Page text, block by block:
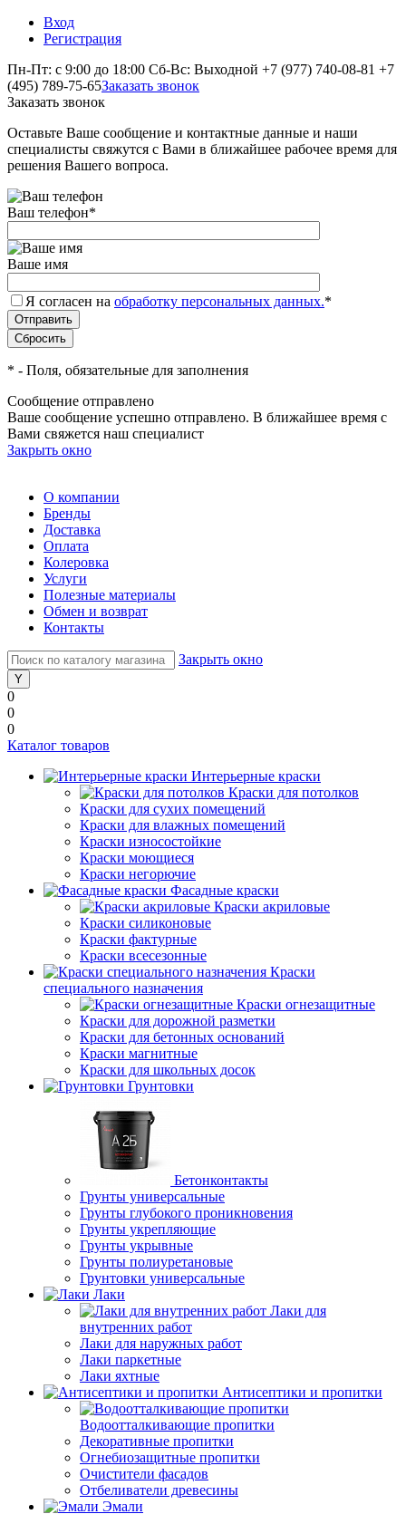
Вход
Регистрация
Пн-Пт: с 9:00 до 18:00 Сб-Вс: Выходной +7 (977) 740-08-81 +7
(495) 789-75-65Заказать звонок
Заказать звонок
Оставьте Ваше сообщение и контактные данные и наши
специалисты свяжутся с Вами в ближайшее рабочее время для
решения Вашего вопроса.
Ваш телефон*
Ваше имя
Я согласен на обработку персональных данных.*
* - Поля, обязательные для заполнения
Сообщение отправлено
Ваше сообщение успешно отправлено. В ближайшее время с
Вами свяжется наш специалист
Закрыть окно
О компании
Бренды
Доставка
Оплата
Колеровка
Услуги
Полезные материалы
Обмен и возврат
Контакты
Закрыть окно
0
0
0
Каталог товаров
Интерьерные краски
Краски для потолков
Краски для сухих помещений
Краски для влажных помещений
Краски износостойкие
Краски моющиеся
Краски негорючие
Фасадные краски
Краски акриловые
Краски силиконовые
Краски фактурные
Краски всесезонные
Краски
специального назначения
Краски огнезащитные
Краски для дорожной разметки
Краски для бетонных оснований
Краски магнитные
Краски для школьных досок
Грунтовки
Бетонконтакты
Грунты универсальные
Грунты глубокого проникновения
Грунты укрепляющие
Грунты укрывные
Грунты полиуретановые
Грунтовки универсальные
Лаки
Лаки для
внутренних работ
Лаки для наружных работ
Лаки паркетные
Лаки яхтные
Антисептики и пропитки
Водоотталкивающие пропитки
Декоративные пропитки
Огнебиозащитные пропитки
Очистители фасадов
Отбеливатели древесины
Эмали